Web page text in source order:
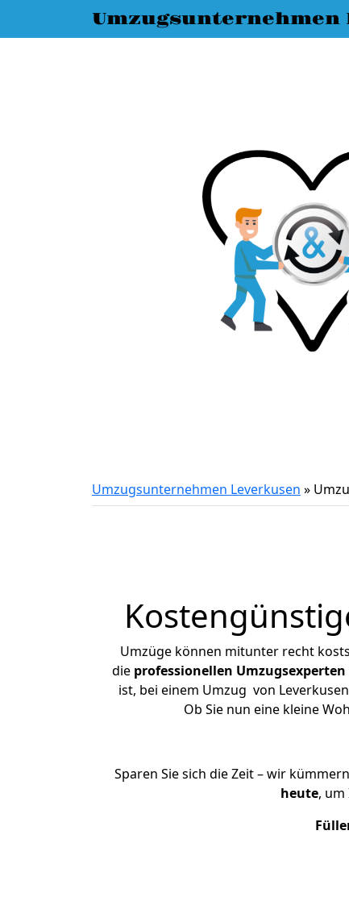
Umzugsunternehmen
Umzugsunternehmen Leverkusen »
Umzüge können mitunter recht
die professionellen Umzugsexperten
ist, bei einem Umzug von
Ob Sie nun eine kleine
Sparen Sie sich die Zeit – wir
heute, um